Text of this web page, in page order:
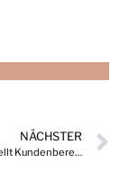
NÄCHSTER
docu tools stellt Kundenbereich neu auf